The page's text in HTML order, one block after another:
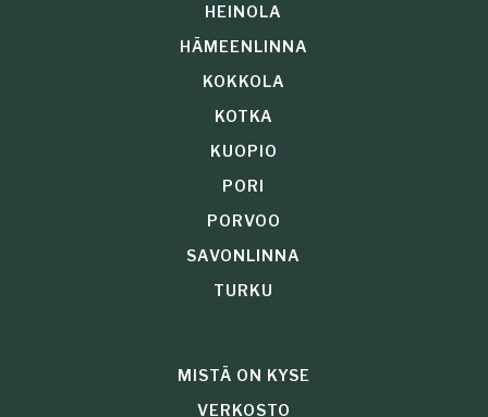
HEINOLA
HÄMEENLINNA
KOKKOLA
KOTKA
KUOPIO
PORI
PORVOO
SAVONLINNA
TURKU
MISTÄ ON KYSE
VERKOSTO